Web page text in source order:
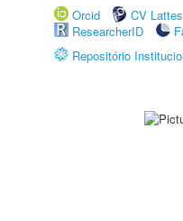
Orcid
CV Lattes
ResearcherID
Repositório